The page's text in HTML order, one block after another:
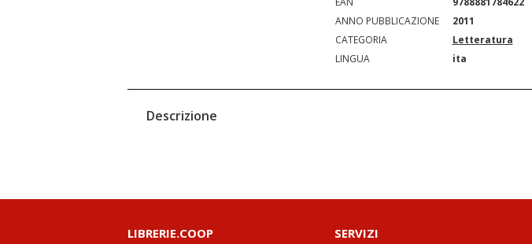
ANNO PUBBLICAZIONE
2011
CATEGORIA
Letteratura
LINGUA
ita
Descrizione
LIBRERIE.COOP SERVIZI